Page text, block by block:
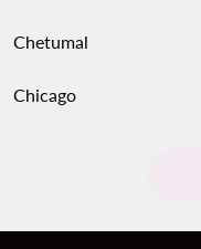
Chetumal
Chicago